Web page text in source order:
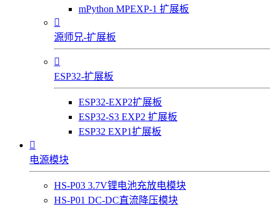
mPython MPEXP-1 扩展板

源师兄-扩展板

ESP32-扩展板
ESP32-EXP2扩展板
ESP32-S3 EXP2 扩展板
ESP32 EXP1扩展板

电源模块
HS-P03 3.7V锂电池充放电模块
HS-P01 DC-DC直流降压模块